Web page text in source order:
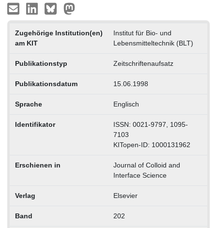
Zugehörige Institution(en)
am KIT
Institut für Bio- und
Lebensmitteltechnik (BLT)
Publikationstyp Zeitschriftenaufsatz
Publikationsdatum 15.06.1998
Sprache Englisch
Identifikator
ISSN: 0021-9797, 1095-
7103
KITopen-ID: 1000131962
Erschienen in
Journal of Colloid and
Interface Science
Verlag Elsevier
Band 202